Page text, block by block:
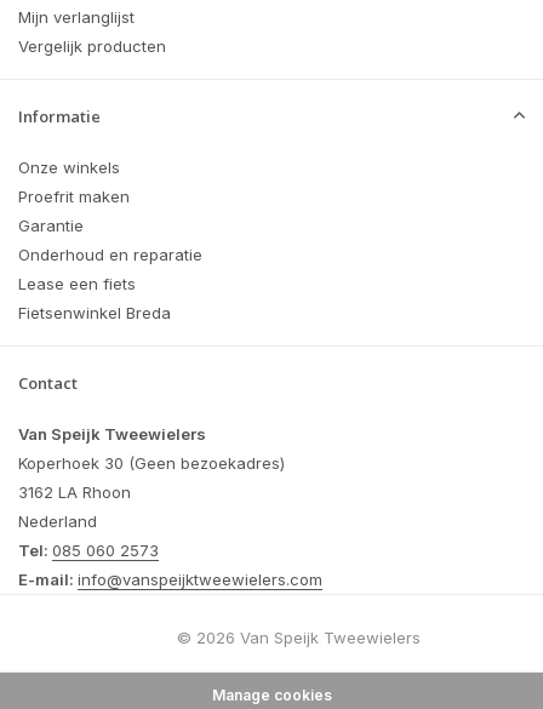
Mijn verlanglijst
Vergelijk producten
Informatie
Onze winkels
Proefrit maken
Garantie
Onderhoud en reparatie
Lease een fiets
Fietsenwinkel Breda
Contact
Van Speijk Tweewielers
Koperhoek 30 (Geen bezoekadres)
3162 LA Rhoon
Nederland
Tel: 085 060 2573
E-mail: info@vanspeijktweewielers.com
© 2026 Van Speijk Tweewielers
Manage cookies